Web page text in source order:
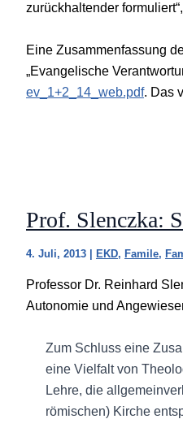
zurückhaltender
Eine Zusammenfassung
„Evangelische
ev_1+2_14_web.pdf. Das
Prof. Slenczka:
4. Juli, 2013 EKD, Famile,
Professor Dr. Reinhard
Autonomie und
Zum Schluss eine
eine Vielfalt von
Lehre, die
römischen) Kirche